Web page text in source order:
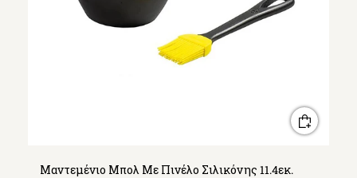
Μαντεμένιο Μπολ Με Πινέλο Σιλικόνης 11.4εκ.